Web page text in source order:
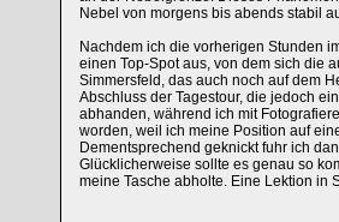
Nebel von morgens bis abends stabil
Nachdem ich die vorherigen Stunden
einen Top-Spot aus, von dem sich die
Simmersfeld, das auch noch auf dem
Abschluss der Tagestour, die jedoch
abhanden, während ich mit
worden, weil ich meine Position auf
Dementsprechend geknickt fuhr ich
Glücklicherweise sollte es genau so
meine Tasche abholte. Eine Lektion in